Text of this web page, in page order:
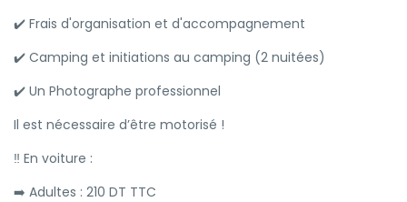
✔️ Frais d'organisation et d'accompagnement
✔️ Camping et initiations au camping (2 nuitées)
✔️ Un Photographe professionnel
Il est nécessaire d’être motorisé !
‼️ En voiture :
➡️ Adultes : 210 DT TTC